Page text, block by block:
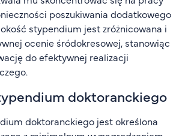
poszukiwania dodatkowego
stypendium jest zróżnicowana i
ocenie śródokresowej, stanowiąc
do efektywnej realizacji
doktoranckiego
doktoranckiego jest określona